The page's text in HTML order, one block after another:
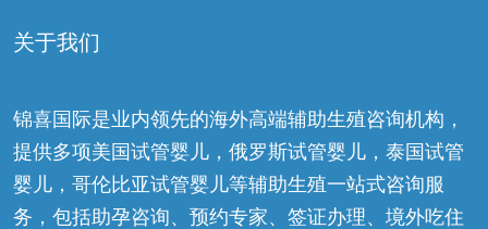
关于我们
锦喜国际是业内领先的海外高端辅助生殖咨询机构，
提供多项美国试管婴儿，俄罗斯试管婴儿，泰国试管
婴儿，哥伦比亚试管婴儿等辅助生殖一站式咨询服
务，包括助孕咨询、预约专家、签证办理、境外吃住